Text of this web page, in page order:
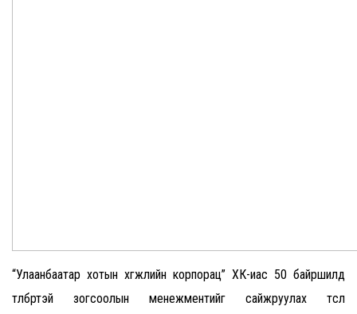
“Улаанбаатар хотын хөгжлийн корпорац” ХК-иас 50 байршилд
төлбөртэй зогсоолын менежментийг сайжруулах төсөл